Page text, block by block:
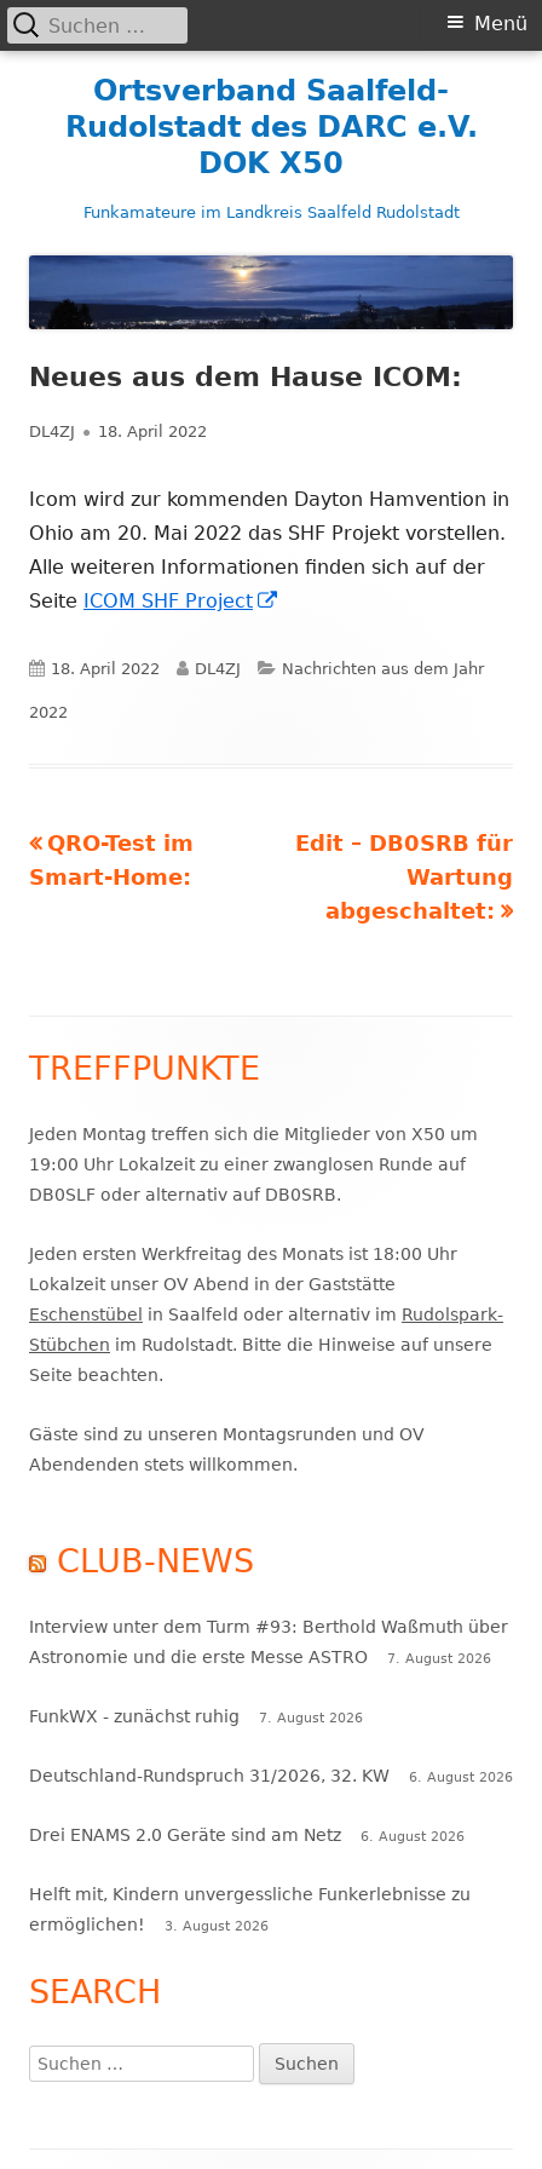
Ortsverband Saalfeld-
Rudolstadt des DARC e.V.
DOK X50
Funkamateure im Landkreis Saalfeld Rudolstadt
Primäres
Menü
Suchen
nach:
Neues aus dem Hause ICOM:
Autor
DL4ZJ Veröffentlicht
18. April 2022
Icom wird zur kommenden Dayton Hamvention in
Ohio am 20. Mai 2022 das SHF Projekt vorstellen.
Alle weiteren Informationen finden sich auf der
Seite
ICOM SHF Project
Fenster
Veröffentlicht
am
18. April 2022 Autor
DL4ZJ Kategorien
Nachrichten aus dem Jahr
2022
Beitragsnavigation
Vorheriger
Beitrag:
QRO-Test im
Smart-Home:
Nächster
Edit – DB0SRB für
Wartung
abgeschaltet:
Haupt-
Seitenleiste
TREFFPUNKTE
Jeden Montag treffen sich die Mitglieder von X50 um
19:00 Uhr Lokalzeit zu einer zwanglosen Runde auf
DB0SLF oder alternativ auf DB0SRB.
Jeden ersten Werkfreitag des Monats ist 18:00 Uhr
Lokalzeit unser OV Abend in der Gaststätte
Eschenstübel
in Saalfeld oder alternativ im Rudolspark-
Stübchen im Rudolstadt. Bitte die Hinweise auf unsere
Seite beachten.
Gäste sind zu unseren Montagsrunden und OV
Abendenden stets willkommen.
CLUB-NEWS
Interview unter dem Turm #93: Berthold Waßmuth über
Astronomie und die erste Messe ASTRO
7. August 2026
FunkWX - zunächst ruhig 7. August 2026
Deutschland-Rundspruch 31/2026, 32. KW 6. August 2026
Drei ENAMS 2.0 Geräte sind am Netz 6. August 2026
Helft mit, Kindern unvergessliche Funkerlebnisse zu
ermöglichen!
3. August 2026
SEARCH
Suchen
nach: